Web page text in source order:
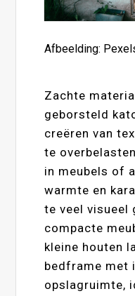
Afbeelding:
Zachte
geborsteld
creëren van
te
in meubels of
warmte en
te veel visueel
compacte
kleine houten
bedframe met
opslagruimte,